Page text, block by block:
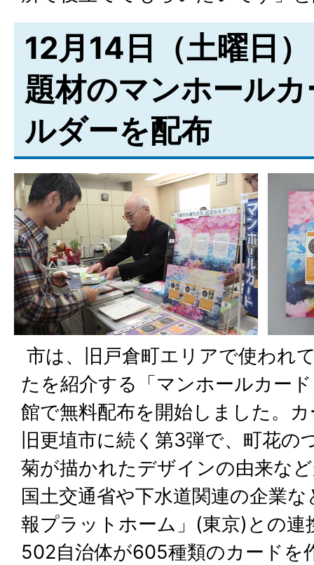
12月14日（土曜日
題材のマンホール
ルダーを配布
市は、旧戸倉町エリアで使われ
たを紹介する「マンホールカー
館で無料配布を開始しました。
旧更埴市に続く第3弾で、町花の
菊が描かれたデザインの由来な
国土交通省や下水道関連の企業
報プラットホーム」(東京)との
502自治体が605種類のカードを